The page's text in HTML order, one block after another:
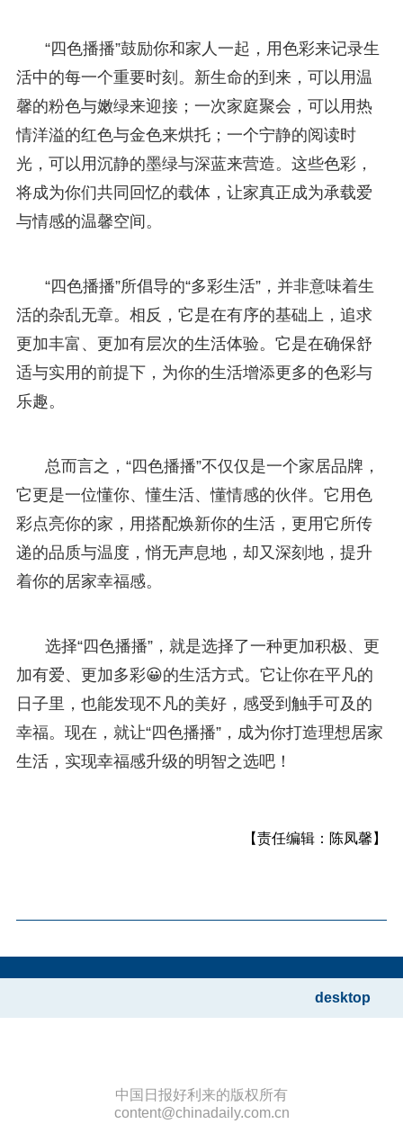
“四色播播”鼓励你和家人一起，用色彩来记录生
活中的每一个重要时刻。新生命的到来，可以用温
馨的粉色与嫩绿来迎接；一次家庭聚会，可以用热
情洋溢的红色与金色来烘托；一个宁静的阅读时
光，可以用沉静的墨绿与深蓝来营造。这些色彩，
将成为你们共同回忆的载体，让家真正成为承载爱
与情感的温馨空间。
“四色播播”所倡导的“多彩生活”，并非意味着生
活的杂乱无章。相反，它是在有序的基础上，追求
更加丰富、更加有层次的生活体验。它是在确保舒
适与实用的前提下，为你的生活增添更多的色彩与
乐趣。
总而言之，“四色播播”不仅仅是一个家居品牌，
它更是一位懂你、懂生活、懂情感的伙伴。它用色
彩点亮你的家，用搭配焕新你的生活，更用它所传
递的品质与温度，悄无声息地，却又深刻地，提升
着你的居家幸福感。
选择“四色播播”，就是选择了一种更加积极、更
加有爱、更加多彩😀的生活方式。它让你在平凡的
日子里，也能发现不凡的美好，感受到触手可及的
幸福。现在，就让“四色播播”，成为你打造理想居家
生活，实现幸福感升级的明智之选吧！
【责任编辑：陈凤馨】
desktop
中国日报好利来的版权所有
content@chinadaily.com.cn